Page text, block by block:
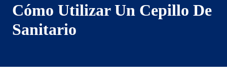
Cómo Utilizar Un Cepillo De
Sanitario